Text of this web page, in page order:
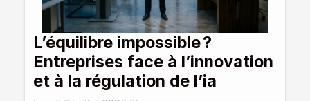
L’équilibre impossible ?
Entreprises face à l’innovation
et à la régulation de l’ia